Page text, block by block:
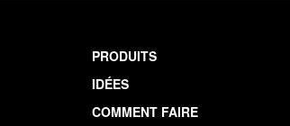
PRODUITS
IDÉES
COMMENT FAIRE